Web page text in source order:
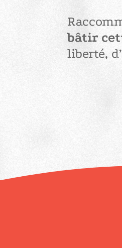
bâtir
liberté,